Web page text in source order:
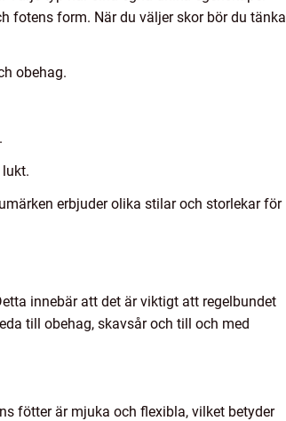
fotens form. När du väljer skor bör du tänka
obehag.
erbjuder olika stilar och storlekar för
innebär att det är viktigt att regelbundet
till obehag, skavsår och till och med
fötter är mjuka och flexibla, vilket betyder